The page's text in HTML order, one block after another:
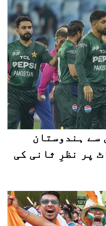
سے ہندوستان
پر نظرِ ثانی کی